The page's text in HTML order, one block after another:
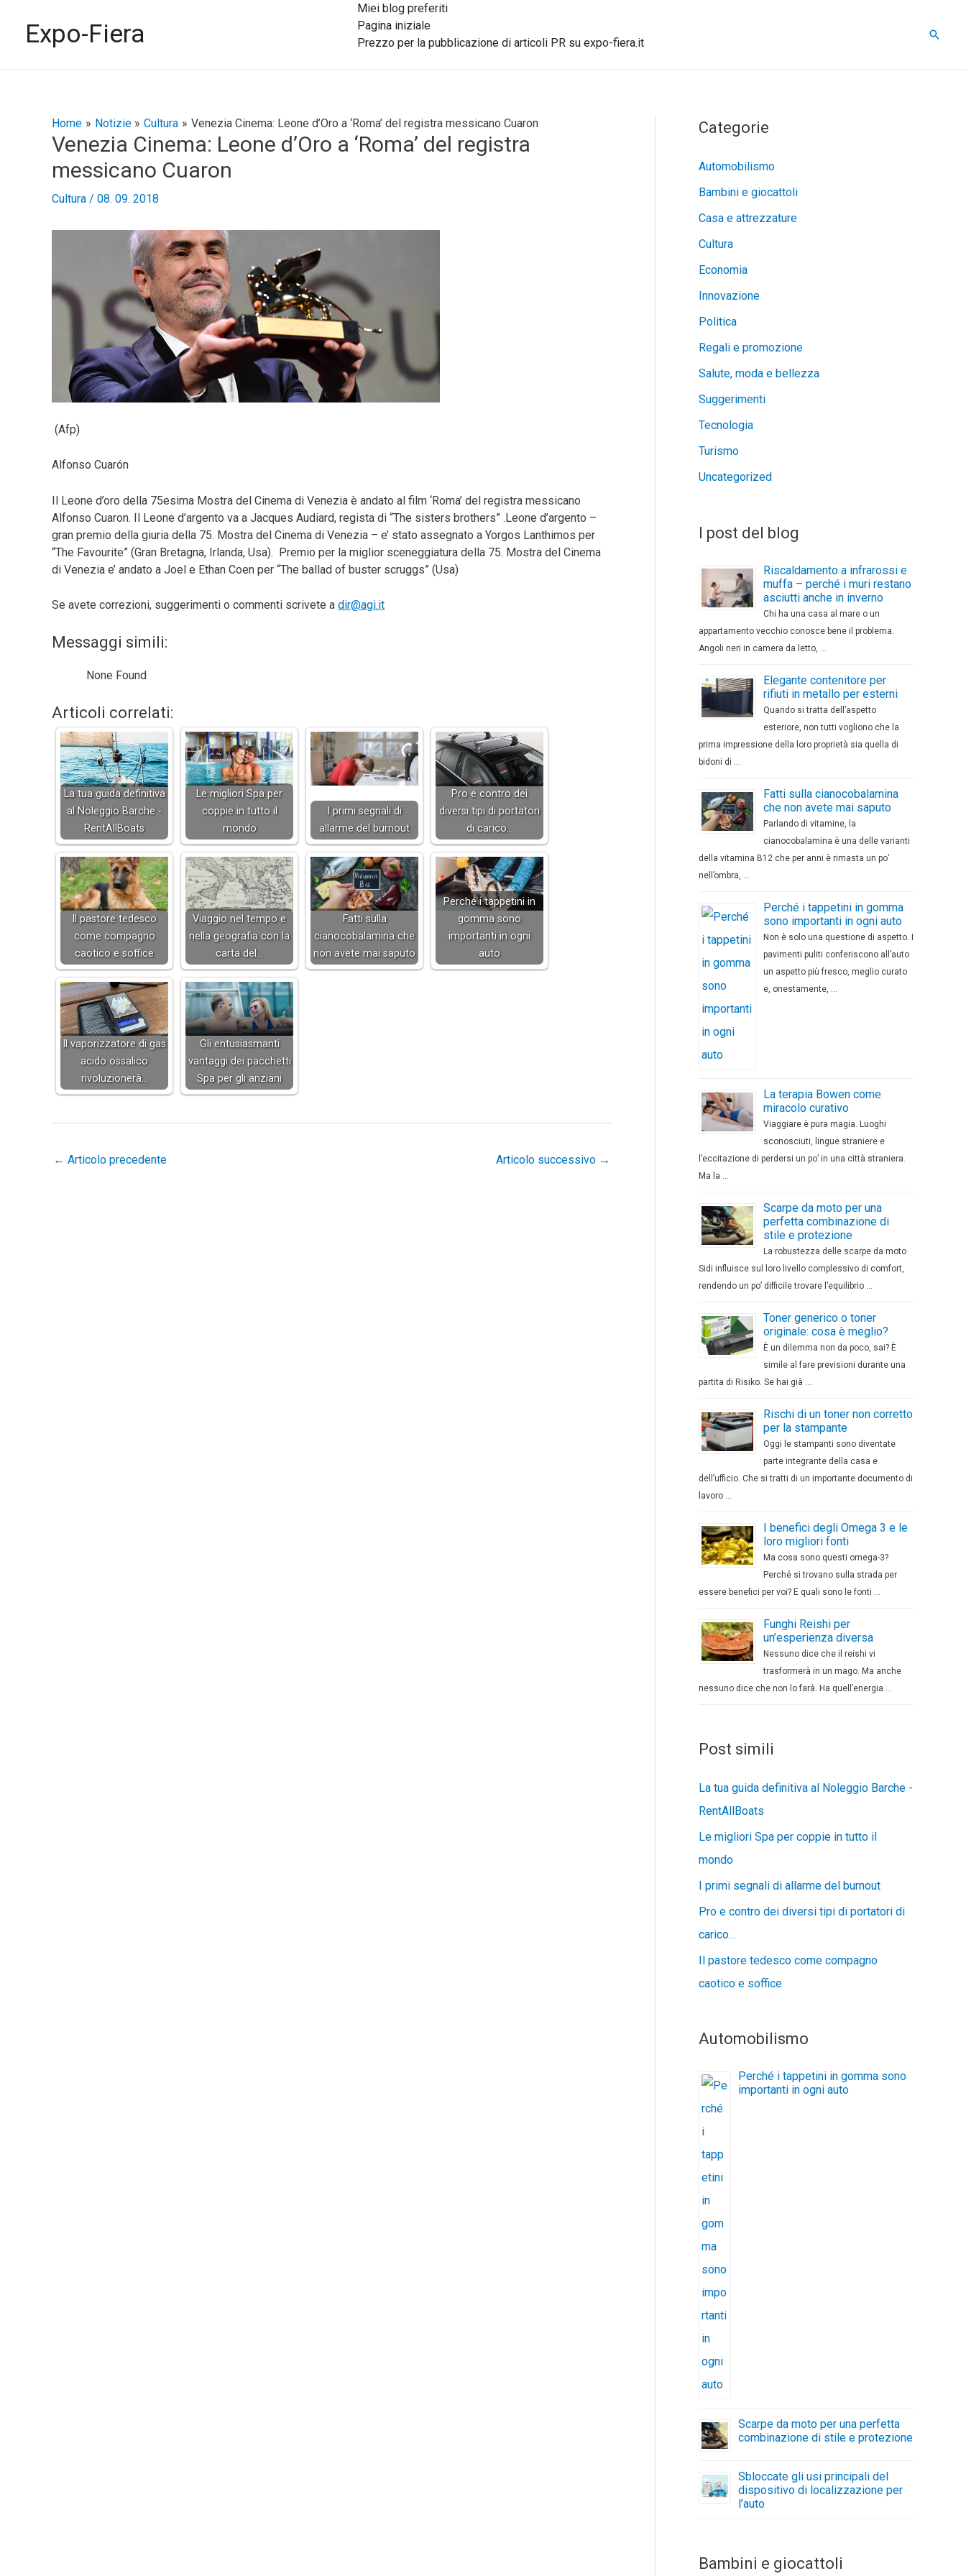
contenutoExpo-Fiera
Miei blog preferiti
Pagina iniziale
Prezzo per la pubblicazione di articoli PR su expo-fiera.it
Cerca
Home Notizie Cultura Venezia Cinema: Leone d’Oro a ‘Roma’ del registra messicano Cuaron
Venezia Cinema: Leone d’Oro a ‘Roma’ del registra
messicano Cuaron
Cultura / 08. 09. 2018
(Afp)
Alfonso Cuarón
Il Leone d’oro della 75esima Mostra del Cinema di Venezia è andato al film ‘Roma’ del registra messicano
Alfonso Cuaron. Il Leone d’argento va a Jacques Audiard, regista di “The sisters brothers” .Leone d’argento –
gran premio della giuria della 75. Mostra del Cinema di Venezia – e’ stato assegnato a Yorgos Lanthimos per
“The Favourite” (Gran Bretagna, Irlanda, Usa). Premio per la miglior sceneggiatura della 75. Mostra del Cinema
di Venezia e’ andato a Joel e Ethan Coen per “The ballad of buster scruggs” (Usa)
Se avete correzioni, suggerimenti o commenti scrivete a dir@agi.it
Messaggi simili:
None Found
Articoli correlati:
La tua guida definitiva
al Noleggio Barche -
RentAllBoats
Le migliori Spa per
coppie in tutto il
mondo
I primi segnali di
allarme del burnout
Pro e contro dei
diversi tipi di portatori
di carico…
Il pastore tedesco
come compagno
caotico e soffice
Viaggio nel tempo e
nella geografia con la
carta del…
Fatti sulla
cianocobalamina che
non avete mai saputo
Perché i tappetini in
gomma sono
importanti in ogni
auto
Il vaporizzatore di gas
acido ossalico
rivoluzionerà…
Gli entusiasmanti
vantaggi dei pacchetti
Spa per gli anziani
Navigazione
articoli
← Articolo precedente Articolo successivo →
Categorie
Automobilismo
Bambini e giocattoli
Casa e attrezzature
Cultura
Economia
Innovazione
Politica
Regali e promozione
Salute, moda e bellezza
Suggerimenti
Tecnologia
Turismo
Uncategorized
I post del blog
Riscaldamento a infrarossi e
muffa – perché i muri restano
asciutti anche in inverno
Chi ha una casa al mare o un
appartamento vecchio conosce bene il problema.
Angoli neri in camera da letto, …
Elegante contenitore per
rifiuti in metallo per esterni
Quando si tratta dell’aspetto
esteriore, non tutti vogliono che la
prima impressione della loro proprietà sia quella di
bidoni di …
Fatti sulla cianocobalamina
che non avete mai saputo
Parlando di vitamine, la
cianocobalamina è una delle varianti
della vitamina B12 che per anni è rimasta un po’
nell’ombra, …
Perché i tappetini in gomma
sono importanti in ogni auto
Non è solo una questione di aspetto. I
pavimenti puliti conferiscono all’auto
un aspetto più fresco, meglio curato
e, onestamente, …
La terapia Bowen come
miracolo curativo
Viaggiare è pura magia. Luoghi
sconosciuti, lingue straniere e
l’eccitazione di perdersi un po’ in una città straniera.
Ma la …
Scarpe da moto per una
perfetta combinazione di
stile e protezione
La robustezza delle scarpe da moto
Sidi influisce sul loro livello complessivo di comfort,
rendendo un po’ difficile trovare l’equilibrio …
Toner generico o toner
originale: cosa è meglio?
È un dilemma non da poco, sai? È
simile al fare previsioni durante una
partita di Risiko. Se hai già …
Rischi di un toner non corretto
per la stampante
Oggi le stampanti sono diventate
parte integrante della casa e
dell’ufficio. Che si tratti di un importante documento di
lavoro …
I benefici degli Omega 3 e le
loro migliori fonti
Ma cosa sono questi omega-3?
Perché si trovano sulla strada per
essere benefici per voi? E quali sono le fonti …
Funghi Reishi per
un’esperienza diversa
Nessuno dice che il reishi vi
trasformerà in un mago. Ma anche
nessuno dice che non lo farà. Ha quell’energia …
Post simili
La tua guida definitiva al Noleggio Barche -
RentAllBoats
Le migliori Spa per coppie in tutto il
mondo
I primi segnali di allarme del burnout
Pro e contro dei diversi tipi di portatori di
carico…
Il pastore tedesco come compagno
caotico e soffice
Automobilismo
Perché i tappetini in gomma sono
importanti in ogni auto
Scarpe da moto per una perfetta
combinazione di stile e protezione
Sbloccate gli usi principali del
dispositivo di localizzazione per
l’auto
Bambini e giocattoli